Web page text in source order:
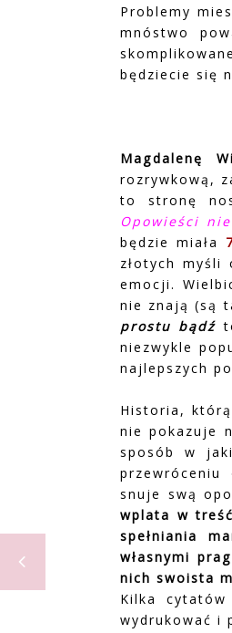
Problemy
mnóstwo
będziecie się
Magdalenę
rozrywkową,
to stronę
Opowieści
będzie miała
złotych
emocji.
nie znają (są
prostu bądź
niezwykle
najlepszych
Historia,
nie pokazuje
sposób w
snuje swą
wplata w
spełniania
własnymi
nich swoista
Kilka
wydrukować i